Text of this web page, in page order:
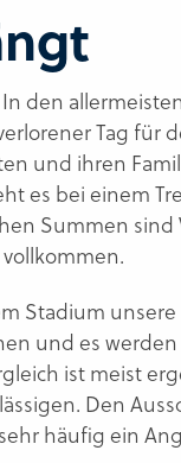
den
Tag für
und ihren
es bei einem
Summen
Stadium
und es
ist meist
Den
häufig ein